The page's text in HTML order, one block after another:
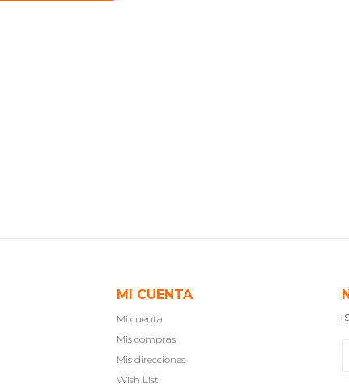
MI CUENTA
Mi cuenta
Mis compras
Mis direcciones
Wish List